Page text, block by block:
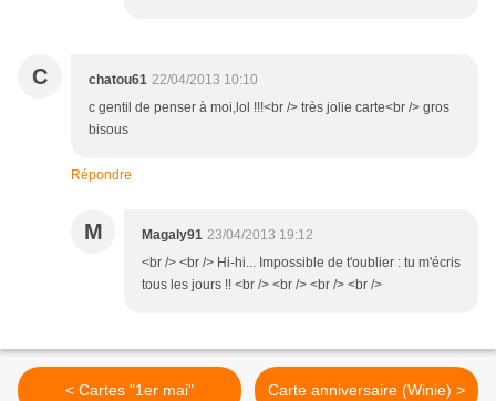
C chatou61 22/04/2013 10:10
c gentil de penser à moi,lol !!!<br /> très jolie carte<br /> gros
bisous
Répondre
M Magaly91 23/04/2013 19:12
<br /> <br /> Hi-hi... Impossible de t'oublier : tu m'écris
tous les jours !! <br /> <br /> <br /> <br />
< Cartes "1er mai" Carte anniversaire (Winie) >